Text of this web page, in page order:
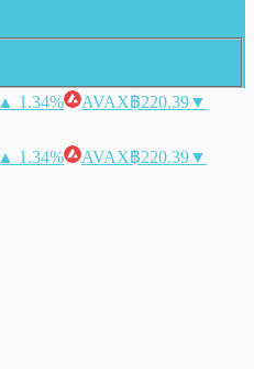
▲ 1.34% AVAX฿220.39▼
▲ 1.34% AVAX฿220.39▼